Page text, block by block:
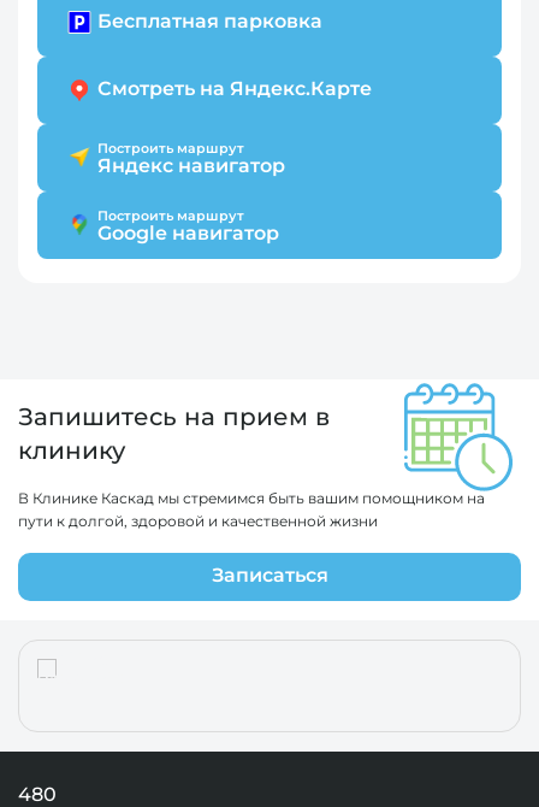
Бесплатная парковка
Смотреть на Яндекс.Карте
Построить маршрут
Яндекс навигатор
Построить маршрут
Google навигатор
Запишитесь на прием в
клинику
В Клинике Каскад мы стремимся быть вашим помощником на
пути к долгой, здоровой и качественной жизни
Записаться
480